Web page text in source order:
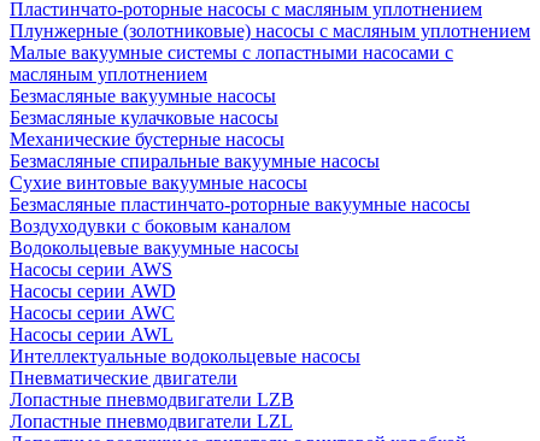
Пластинчато-роторные насосы с масляным уплотнением
Плунжерные (золотниковые) насосы с масляным уплотнением
Малые вакуумные системы с лопастными насосами с
масляным уплотнением
Безмасляные вакуумные насосы
Безмасляные кулачковые насосы
Механические бустерные насосы
Безмасляные спиральные вакуумные насосы
Сухие винтовые вакуумные насосы
Безмасляные пластинчато-роторные вакуумные насосы
Воздуходувки с боковым каналом
Водокольцевые вакуумные насосы
Насосы серии AWS
Насосы серии AWD
Насосы серии AWC
Насосы серии AWL
Интеллектуальные водокольцевые насосы
Пневматические двигатели
Лопастные пневмодвигатели LZB
Лопастные пневмодвигатели LZL